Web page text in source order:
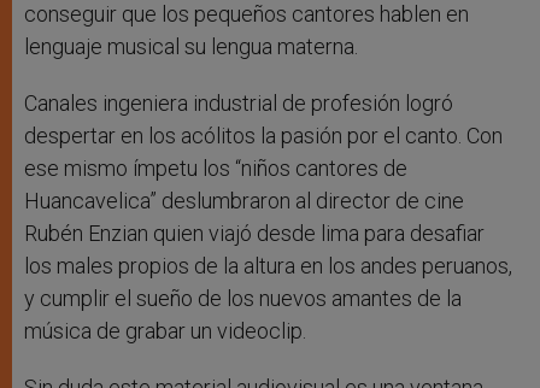
conseguir que los pequeños cantores hablen en
lenguaje musical su lengua materna.
Canales ingeniera industrial de profesión logró
despertar en los acólitos la pasión por el canto. Con
ese mismo ímpetu los “niños cantores de
Huancavelica” deslumbraron al director de cine
Rubén Enzian quien viajó desde lima para desafiar
los males propios de la altura en los andes peruanos,
y cumplir el sueño de los nuevos amantes de la
música de grabar un videoclip.